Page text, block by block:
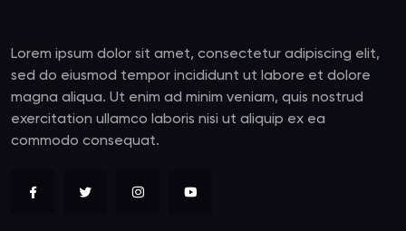
Lorem ipsum dolor sit amet, consectetur adipiscing elit,
sed do eiusmod tempor incididunt ut labore et dolore
magna aliqua. Ut enim ad minim veniam, quis nostrud
exercitation ullamco laboris nisi ut aliquip ex ea
commodo consequat.